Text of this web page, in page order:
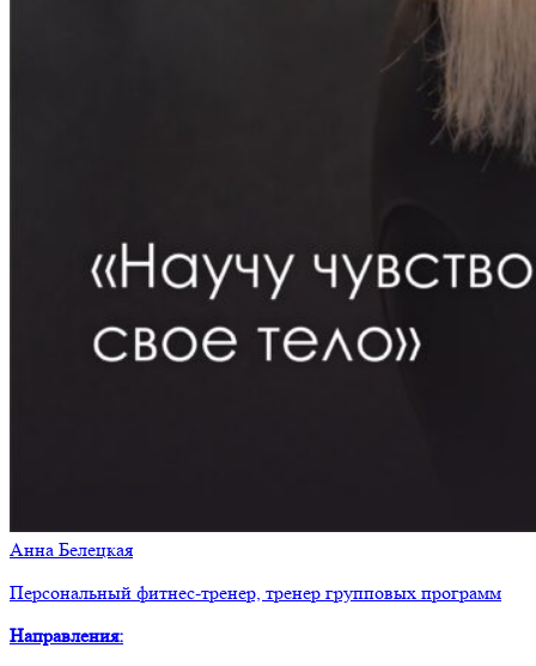
Анна Белецкая
Персональный фитнес-тренер, тренер групповых программ
Направления: